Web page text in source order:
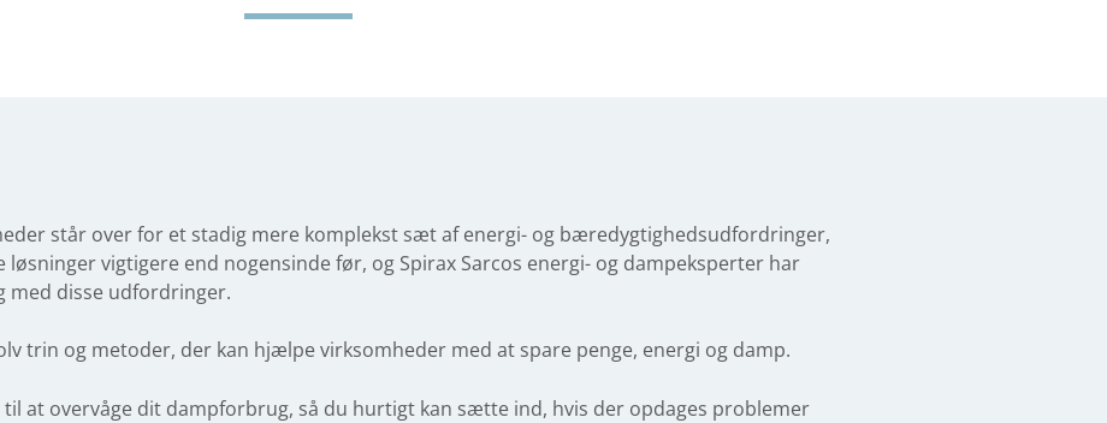
står over for et stadig mere komplekst sæt af energi- og bæredygtighedsudfordringer,
vigtigere end nogensinde før, og Spirax Sarcos energi- og dampeksperter har
med disse udfordringer.
trin og metoder, der kan hjælpe virksomheder med at spare penge, energi og damp.
til at overvåge dit dampforbrug, så du hurtigt kan sætte ind, hvis der opdages problemer